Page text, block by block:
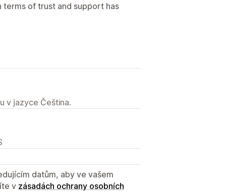
of trust and support has
v jazyce Čeština.
datům, aby ve vašem
v zásadách ochrany osobních